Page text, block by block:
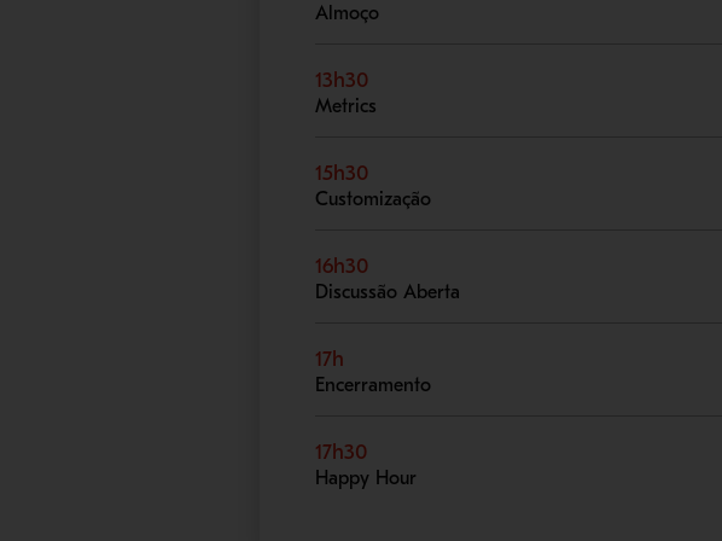
Almoço
13h30
Metrics
15h30
Customização
16h30
Discussão Aberta
17h
Encerramento
17h30
Happy Hour